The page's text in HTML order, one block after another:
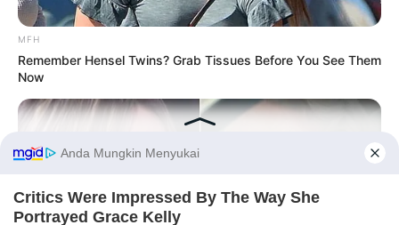
MFH
Remember Hensel Twins? Grab Tissues Before You See Them
Now
Before You Go